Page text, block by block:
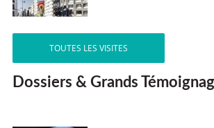
TOUTES LES VISITES
Dossiers & Grands